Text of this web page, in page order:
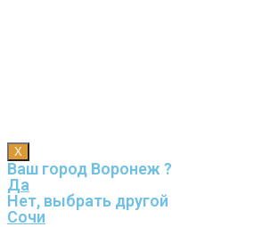
X
Ваш город Воронеж ?
Да
Нет, выбрать другой
Сочи